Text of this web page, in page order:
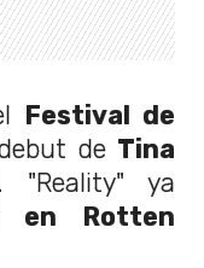
Festival de
de Tina
"Reality" ya
en Rotten